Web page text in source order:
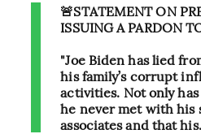
🚨STATEMENT ON
ISSUING A PARDON
"Joe Biden has lied
his family’s corrupt
activities. Not only
he never met with his
associates and that